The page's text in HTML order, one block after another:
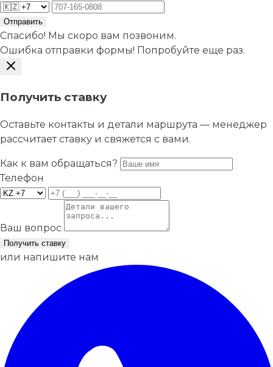
Отправить
Спасибо! Мы скоро вам позвоним.
Ошибка отправки формы! Попробуйте еще раз.
Получить ставку
Оставьте контакты и детали маршрута — менеджер
рассчитает ставку и свяжется с вами.
Как к вам обращаться?
Телефон
Ваш вопрос
Получить ставку
или напишите нам